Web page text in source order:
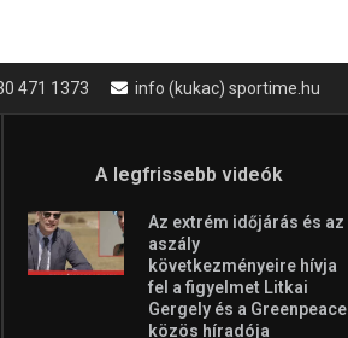
471 1373 info (kukac) sportime.hu
A legfrissebb videók
Az extrém időjárás és az
aszály
következményeire hívja
fel a figyelmet Litkai
Gergely és a Greenpeace
közös híradója